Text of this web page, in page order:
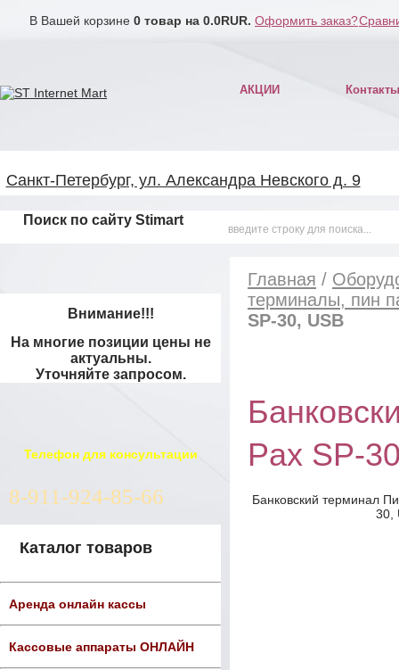
В Вашей корзине 0 товар на 0.0RUR. Оформить заказ?
АКЦИИ Контакты
Санкт-Петербург, ул. Александра Невского д. 9
Поиск по сайту Stimart
Внимание!!!
На многие позиции цены не
актуальны.
Уточняйте запросом.
Телефон для консультации
8-911-924-85-66
Каталог товаров
Аренда онлайн кассы
Кассовые аппараты ОНЛАЙН
Главная /
терминалы, пин
SP-30, USB
Pax SP-
Банковский терминал
30,